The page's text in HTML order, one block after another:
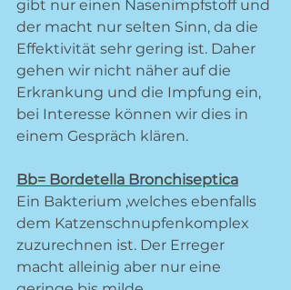
gibt nur einen Nasenimpfstoff und
der macht nur selten Sinn, da die
Effektivität sehr gering ist. Daher
gehen wir nicht näher auf die
Erkrankung und die Impfung ein,
bei Interesse können wir dies in
einem Gespräch klären.
Bb= Bordetella Bronchiseptica
Ein Bakterium ,welches ebenfalls
dem Katzenschnupfenkomplex
zuzurechnen ist. Der Erreger
macht alleinig aber nur eine